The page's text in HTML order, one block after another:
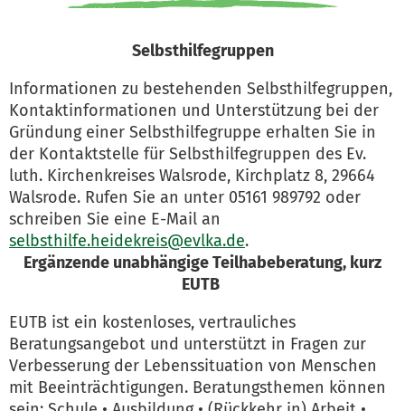
Selbsthilfegruppen
Informationen zu bestehenden Selbsthilfegruppen,
Kontaktinformationen und Unterstützung bei der
Gründung einer Selbsthilfegruppe erhalten Sie in
der Kontaktstelle für Selbsthilfegruppen des Ev.
luth. Kirchenkreises Walsrode, Kirchplatz 8, 29664
Walsrode. Rufen Sie an unter 05161 989792 oder
schreiben Sie eine E-Mail an
selbsthilfe.heidekreis@evlka.de.
Ergänzende unabhängige Teilhabeberatung, kurz
EUTB
EUTB ist ein kostenloses, vertrauliches
Beratungsangebot und unterstützt in Fragen zur
Verbesserung der Lebenssituation von Menschen
mit Beeinträchtigungen. Beratungsthemen können